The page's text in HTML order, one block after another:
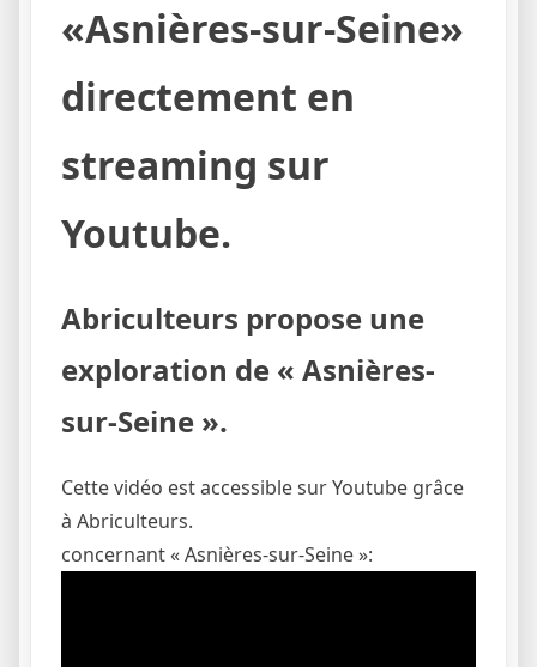
«Asnières-sur-Seine»
directement en
streaming sur
Youtube.
Abriculteurs propose une
exploration de « Asnières-
sur-Seine ».
Cette vidéo est accessible sur Youtube grâce
à Abriculteurs.
concernant « Asnières-sur-Seine »: